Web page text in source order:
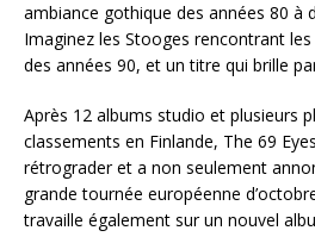
ambiance gothique des années 80 à
Imaginez les Stooges rencontrant
des années 90, et un titre qui brille
Après 12 albums studio et plusieurs
classements en Finlande, The 69
rétrograder et a non seulement
grande tournée européenne
travaille également sur un nouvel